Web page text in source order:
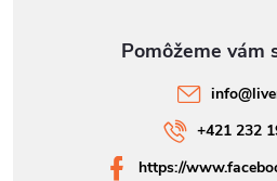
info@
+421 232
https://